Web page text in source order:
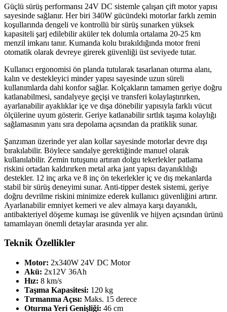
Güçlü sürüş performansı 24V DC sistemle çalışan çift motor yapısı
sayesinde sağlanır. Her biri 340W gücündeki motorlar farklı zemin
koşullarında dengeli ve kontrollü bir sürüş sunarken yüksek
kapasiteli şarj edilebilir aküler tek dolumla ortalama 20-25 km
menzil imkanı tanır. Kumanda kolu bırakıldığında motor freni
otomatik olarak devreye girerek güvenliği üst seviyede tutar.
Kullanıcı ergonomisi ön planda tutularak tasarlanan oturma alanı,
kalın ve destekleyici minder yapısı sayesinde uzun süreli
kullanımlarda dahi konfor sağlar. Kolçakların tamamen geriye doğru
katlanabilmesi, sandalyeye geçişi ve transferi kolaylaştırırken,
ayarlanabilir ayaklıklar içe ve dışa dönebilir yapısıyla farklı vücut
ölçülerine uyum gösterir. Geriye katlanabilir sırtlık taşıma kolaylığı
sağlamasının yanı sıra depolama açısından da pratiklik sunar.
Şanzıman üzerinde yer alan kollar sayesinde motorlar devre dışı
bırakılabilir. Böylece sandalye gerektiğinde manuel olarak
kullanılabilir. Zemin tutuşunu artıran dolgu tekerlekler patlama
riskini ortadan kaldırırken metal arka jant yapısı dayanıklılığı
destekler. 12 inç arka ve 8 inç ön tekerlekler iç ve dış mekanlarda
stabil bir sürüş deneyimi sunar. Anti-tipper destek sistemi, geriye
doğru devrilme riskini minimize ederek kullanıcı güvenliğini artırır.
Ayarlanabilir emniyet kemeri ve alev almaya karşı dayanıklı,
antibakteriyel döşeme kumaşı ise güvenlik ve hijyen açısından ürünü
tamamlayan önemli detaylar arasında yer alır.
Teknik Özellikler
Motor: 2x340W 24V DC Motor
Akü: 2x12V 36Ah
Hız: 8 km/s
Taşıma Kapasitesi: 120 kg
Tırmanma Açısı: Maks. 15 derece
Oturma Yeri Genişliği: 46 cm